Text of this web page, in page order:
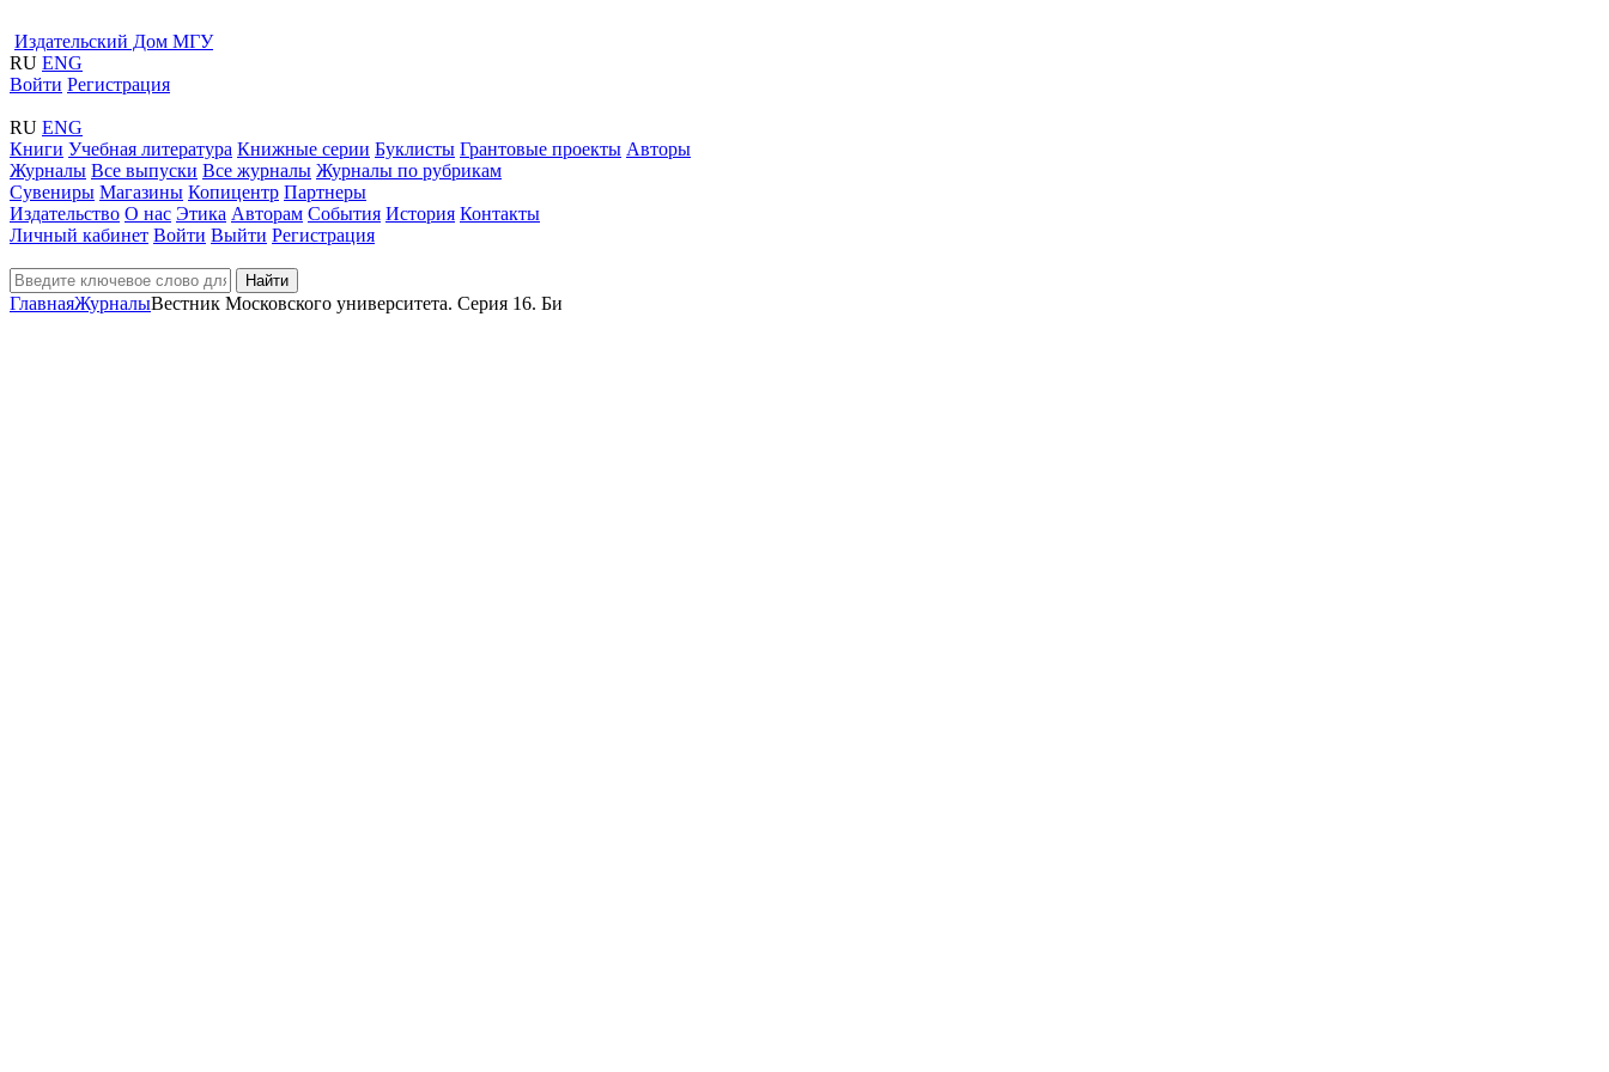
Издательский Дом МГУ
RU ENG
Войти Регистрация
RU ENG
Книги Учебная литература Книжные серии Буклисты Грантовые проекты Авторы
Журналы Все выпуски Все журналы Журналы по рубрикам
Сувениры Магазины Копицентр Партнеры
Издательство О нас Этика Авторам События История Контакты
Личный кабинет Войти Выйти Регистрация
Найти
ГлавнаяЖурналыВестник Московского университета. Серия 16. Би